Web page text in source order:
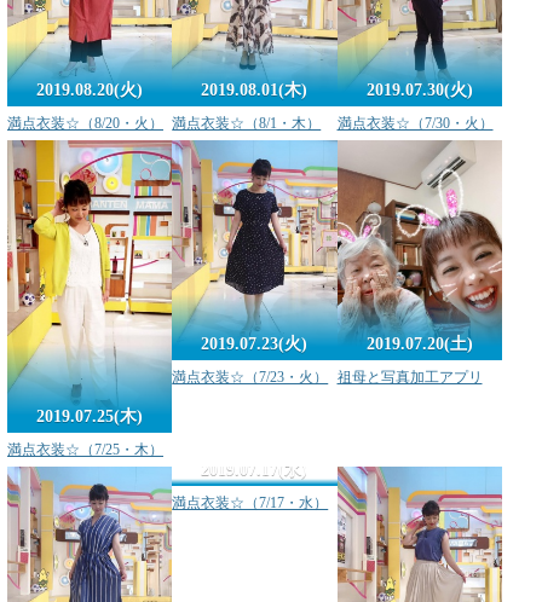
2019.08.20(火)
満点衣装☆（8/20・火）
2019.08.01(木)
満点衣装☆（8/1・木）
2019.07.30(火)
満点衣装☆（7/30・火）
2019.07.25(木)
満点衣装☆（7/25・木）
2019.07.23(火)
満点衣装☆（7/23・火）
2019.07.20(土)
祖母と写真加工アプリ
2019.07.17(水)
満点衣装☆（7/17・水）